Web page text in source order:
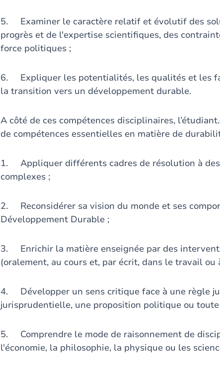
5. Examiner le caractère relatif et évolutif des
progrès et de l'expertise scientifiques, des
force politiques ;
6. Expliquer les potentialités, les qualités et les
la transition vers un développement durable.
A côté de ces compétences disciplinaires,
de compétences essentielles en matière de
1. Appliquer différents cadres de résolution à
complexes ;
2. Reconsidérer sa vision du monde et ses
Développement Durable ;
3. Enrichir la matière enseignée par des
(oralement, au cours et, par écrit, dans le travail ou
4. Développer un sens critique face à une règle
jurisprudentielle, une proposition politique ou
5. Comprendre le mode de raisonnement de
l'économie, la philosophie, la physique ou les